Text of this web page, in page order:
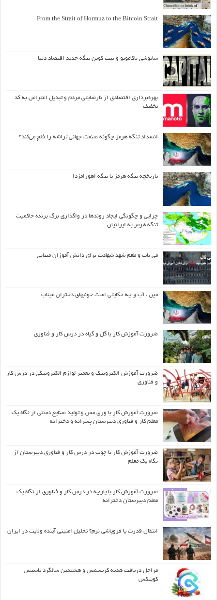
From the Strait of Hormuz to the Bitcoin Strait
ساتوشی ناکاموتو و بیت کوین تنگه جدید اقتصاد دنیا
بهره‌برداری اقتصادی از نارضایتی مردم و تبدیل اعتراض به کد
تخفیف
انسداد تنگه هرمز چگونه صنعت جهانی تراشه را فلج می‌کند؟
تاریخچه تنگه هرمز یا تنگه اهورامزدا
چرایی و چگونگی ایجاد روندها در واگذاری برگ برنده حاکمیت
تنگه هرمز به ایرانیان
می ناب و طعم شهد شهادت برای دانش آموزان مینابی
مین ، آب و چه حکایتی است خونبهای دختران میناب
ضرورت آموزش کار با گل و گیاه در درس کار و فناوری
ضرورت آموزش الکترونیک و تعمیر لوازم الکترونیکی در درس کار
و فناوری
ضرورت آموزش کار با ورق مس و تولید صنایع دستی از نگاه یک
معلم کار و فناوری دبیرستان پسرانه و دخترانه
ضرورت آموزش کار با چوب در درس کار و فناوری دبیرستان از
نگاه یک معلم
ضرورت آموزش کار با پارچه در درس کار و فناوری از نگاه یک
معلم دبیرستان دخترانه
انتقال قدرت یا فروپاشی نرم؟ تحلیل امنیتی آینده ولایت در ایران
مراحل دریافت هدیه کریسمس و هشتمین سالگرد تاسیس
کوینکس